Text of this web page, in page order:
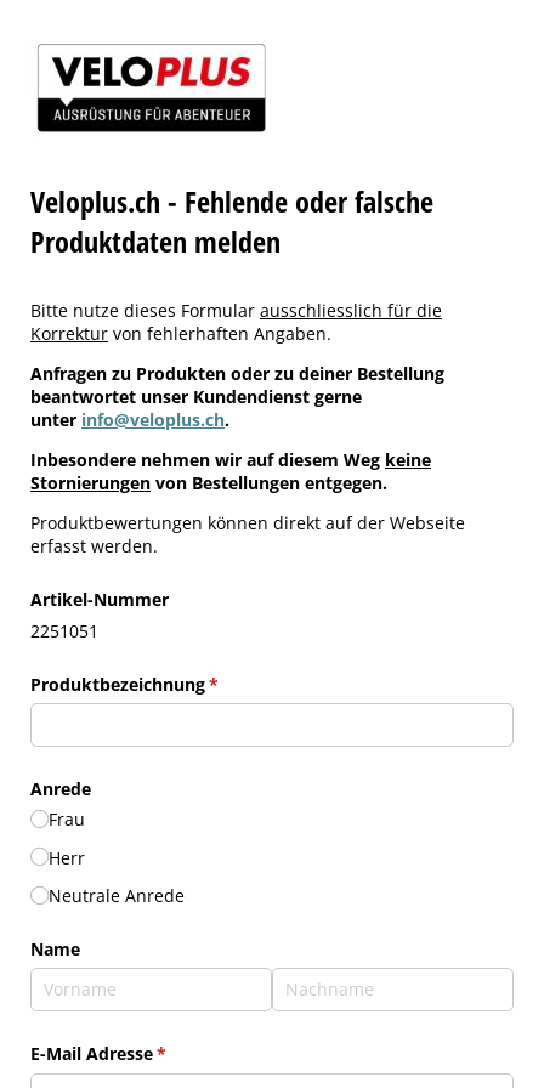
Veloplus.ch - Fehlende oder falsche
Produktdaten melden
Bitte nutze dieses Formular ausschliesslich für die
Korrektur von fehlerhaften Angaben.
Anfragen zu Produkten oder zu deiner Bestellung
beantwortet unser Kundendienst gerne
unter info@veloplus.ch.
Inbesondere nehmen wir auf diesem Weg keine
Stornierungen von Bestellungen entgegen.
Produktbewertungen können direkt auf der Webseite
erfasst werden.
Artikel-Nummer
2251051
Produktbezeichnung*
(erforderlich)
Anrede
Frau
Herr
Neutrale Anrede
Name
E-Mail Adresse*
(erforderlich)